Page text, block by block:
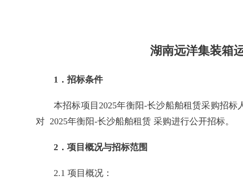
湖南远洋集装箱
1．招标条件
本招标项目2025年衡阳-长沙船舶租赁采购招
对 2025年衡阳-长沙船舶租赁 采购进行公开招标。
2．项目概况与招标范围
2.1 项目概况：